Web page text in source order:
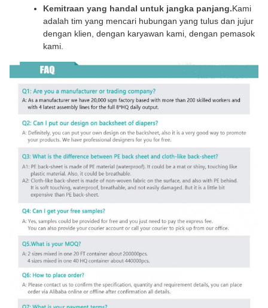
Kemitraan yang handal untuk jangka panjang.Kami
adalah tim yang mencari hubungan yang tulus dan jujur
dengan klien, dengan karyawan kami, dengan pemasok
kami.